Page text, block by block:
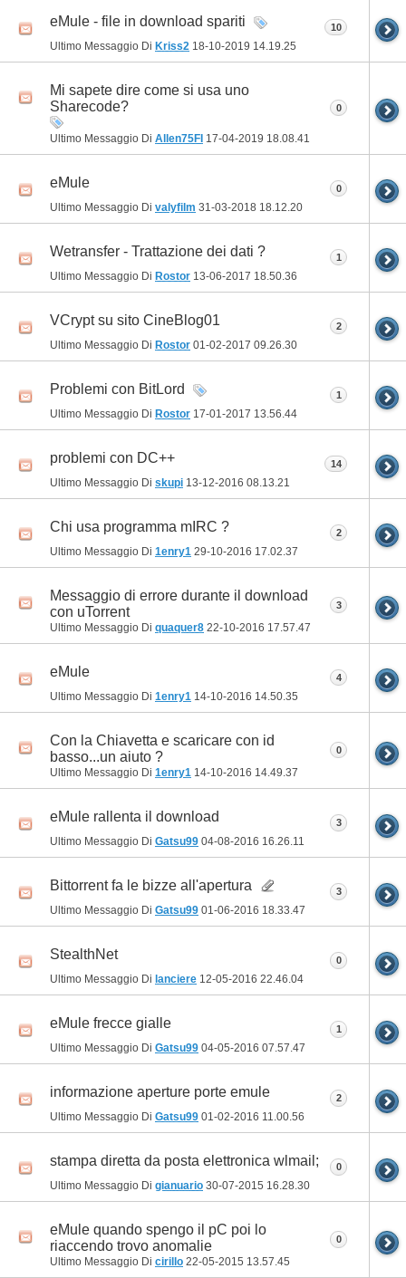
eMule - file in download spariti
Ultimo Messaggio Di Kriss2 18-10-2019 14.19.25
10
Mi sapete dire come si usa uno
Sharecode?
Ultimo Messaggio Di Allen75FI 17-04-2019 18.08.41
0
eMule
Ultimo Messaggio Di valyfilm 31-03-2018 18.12.20
0
Wetransfer - Trattazione dei dati ?
Ultimo Messaggio Di Rostor 13-06-2017 18.50.36
1
VCrypt su sito CineBlog01
Ultimo Messaggio Di Rostor 01-02-2017 09.26.30
2
Problemi con BitLord
Ultimo Messaggio Di Rostor 17-01-2017 13.56.44
1
problemi con DC++
Ultimo Messaggio Di skupi 13-12-2016 08.13.21
14
Chi usa programma mIRC ?
Ultimo Messaggio Di 1enry1 29-10-2016 17.02.37
2
Messaggio di errore durante il download
con uTorrent
Ultimo Messaggio Di quaquer8 22-10-2016 17.57.47
3
eMule
Ultimo Messaggio Di 1enry1 14-10-2016 14.50.35
4
Con la Chiavetta e scaricare con id
basso...un aiuto ?
Ultimo Messaggio Di 1enry1 14-10-2016 14.49.37
0
eMule rallenta il download
Ultimo Messaggio Di Gatsu99 04-08-2016 16.26.11
3
Bittorrent fa le bizze all'apertura
Ultimo Messaggio Di Gatsu99 01-06-2016 18.33.47
3
StealthNet
Ultimo Messaggio Di lanciere 12-05-2016 22.46.04
0
eMule frecce gialle
Ultimo Messaggio Di Gatsu99 04-05-2016 07.57.47
1
informazione aperture porte emule
Ultimo Messaggio Di Gatsu99 01-02-2016 11.00.56
2
stampa diretta da posta elettronica wlmail;
Ultimo Messaggio Di gianuario 30-07-2015 16.28.30
0
eMule quando spengo il pC poi lo
riaccendo trovo anomalie
Ultimo Messaggio Di cirillo 22-05-2015 13.57.45
0